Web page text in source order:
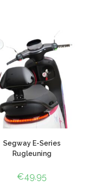
Segway E-Series
Rugleuning
€49.95